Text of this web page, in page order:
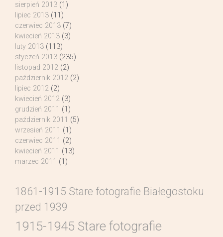
sierpień 2013 (1)
lipiec 2013 (11)
czerwiec 2013 (7)
kwiecień 2013 (3)
luty 2013 (113)
styczeń 2013 (235)
listopad 2012 (2)
październik 2012 (2)
lipiec 2012 (2)
kwiecień 2012 (3)
grudzień 2011 (1)
październik 2011 (5)
wrzesień 2011 (1)
czerwiec 2011 (2)
kwiecień 2011 (13)
marzec 2011 (1)
1861-1915 Stare fotografie Białegostoku
przed 1939
1915-1945 Stare fotografie